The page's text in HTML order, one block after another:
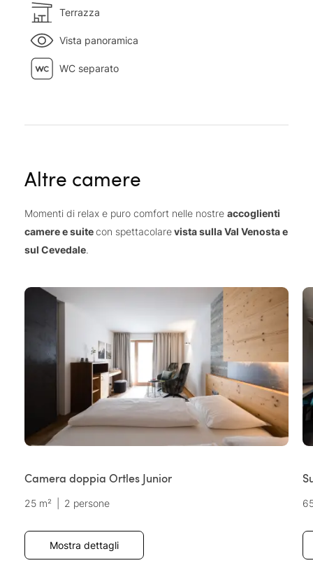
Terrazza
Vista panoramica
WC separato
Altre camere
Momenti di relax e puro comfort nelle nostre accoglienti
camere e suitecon spettacolarevista sulla Val Venosta e
sul Cevedale.
Camera doppia Ortles Junior
25 m² 2 persone
Mostra dettagli